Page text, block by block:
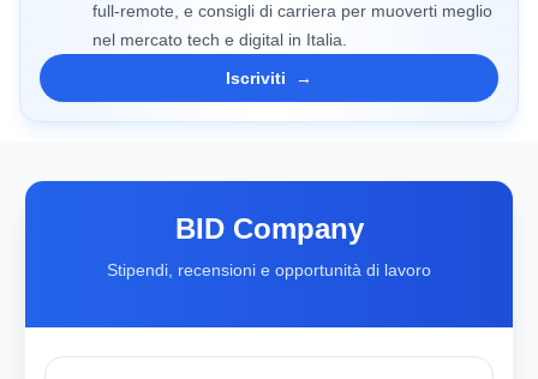
full-remote, e consigli di carriera per muoverti meglio
nel mercato tech e digital in Italia.
Iscriviti
→
BID Company
Stipendi, recensioni e opportunità di lavoro